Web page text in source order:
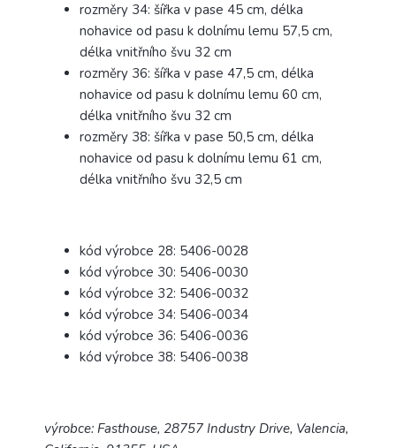
rozměry 34: šířka v pase 45 cm, délka
nohavice od pasu k dolnímu lemu 57,5 cm,
délka vnitřního švu 32 cm
rozměry 36: šířka v pase 47,5 cm, délka
nohavice od pasu k dolnímu lemu 60 cm,
délka vnitřního švu 32 cm
rozměry 38: šířka v pase 50,5 cm, délka
nohavice od pasu k dolnímu lemu 61 cm,
délka vnitřního švu 32,5 cm
kód výrobce 28: 5406-0028
kód výrobce 30: 5406-0030
kód výrobce 32: 5406-0032
kód výrobce 34: 5406-0034
kód výrobce 36: 5406-0036
kód výrobce 38: 5406-0038
výrobce: Fasthouse, 28757 Industry Drive, Valencia,